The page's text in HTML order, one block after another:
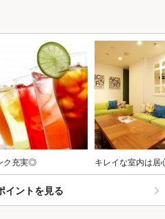
ク充実◎ キレイな室内は
イントを見る